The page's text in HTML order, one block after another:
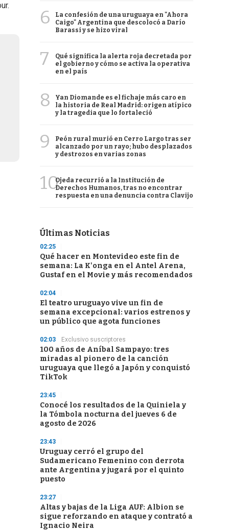
6
La confesión de una uruguaya en "Ahora
Caigo" Argentina que descolocó a Darío
Barassi y se hizo viral
7
Qué significa la alerta roja decretada por
el gobierno y cómo se activa la operativa
en el país
8
Yan Diomande es el fichaje más caro en
la historia de Real Madrid: origen atípico
y la tragedia que lo fortaleció
9
Peón rural murió en Cerro Largo tras ser
alcanzado por un rayo; hubo desplazados
y destrozos en varias zonas
10Ojeda recurrió a la Institución de
Derechos Humanos, tras no encontrar
respuesta en una denuncia contra Clavijo
Últimas Noticias
02:25
Qué hacer en Montevideo este fin de
semana: La K'onga en el Antel Arena,
Gustaf en el Movie y más recomendados
02:04
El teatro uruguayo vive un fin de
semana excepcional: varios estrenos y
un público que agota funciones
02:03 Exclusivo suscriptores
100 años de Aníbal Sampayo: tres
miradas al pionero de la canción
uruguaya que llegó a Japón y conquistó
TikTok
23:45
Conocé los resultados de la Quiniela y
la Tómbola nocturna del jueves 6 de
agosto de 2026
23:43
Uruguay cerró el grupo del
Sudamericano Femenino con derrota
ante Argentina y jugará por el quinto
puesto
23:27
Altas y bajas de la Liga AUF: Albion se
sigue reforzando en ataque y contrató a
Ignacio Neira